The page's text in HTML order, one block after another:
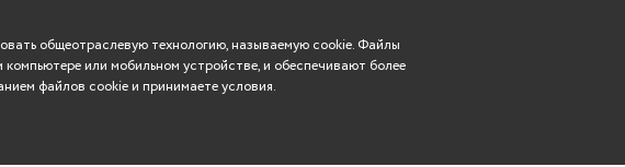
общеотраслевую технологию, называемую cookie. Файлы
или мобильном устройстве, и обеспечивают более
файлов cookie и принимаете условия.